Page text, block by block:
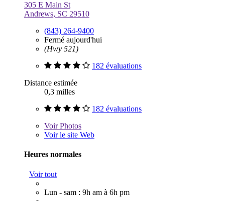
305 E Main St
Andrews, SC 29510
(843) 264-9400
Fermé aujourd'hui
(Hwy 521)
182 évaluations
Distance estimée
0,3 milles
182 évaluations
VoirPhotos
Voir le site Web
Heures normales
Voir tout
Lun - sam : 9h am à 6h pm